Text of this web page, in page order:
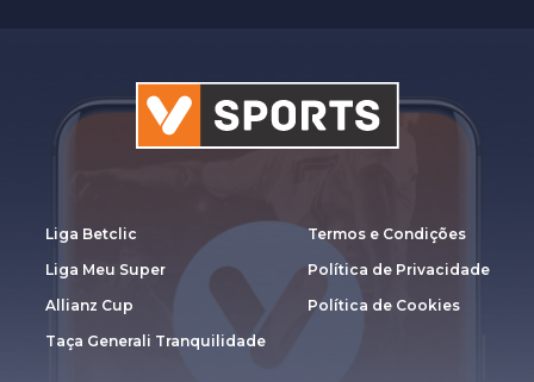
Liga Betclic
Liga Meu Super
Allianz Cup
Taça Generali Tranquilidade
Termos e Condições
Política de Privacidade
Política de Cookies